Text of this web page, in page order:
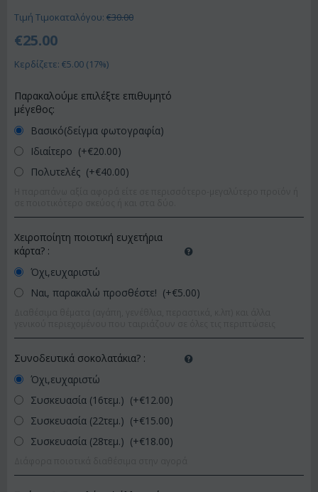
Τιμή Τιμοκαταλόγου: €30.00
€25.00
Κερδίζετε: €5.00 (17%)
Παρακαλούμε επιλέξτε επιθυμητό
μέγεθος:
Βασικό(δείγμα φωτογραφία)
Ιδιαίτερο (+€20.00)
Πολυτελές (+€40.00)
Χειροποίητη ποιοτική ευχετήρια
κάρτα? :
Όχι,ευχαριστώ
Ναι, παρακαλώ προσθέστε! (+€5.00)
Συνοδευτικά σοκολατάκια? :
Όχι,ευχαριστώ
Συσκευασία (16τεμ.) (+€12.00)
Συσκευασία (22τεμ.) (+€15.00)
Συσκευασία (28τεμ.) (+€18.00)